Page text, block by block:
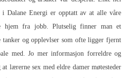
Dalane Energi er opptatt av at alle våre
hjem fra jobb. Plutselig finner man et
og opplevlser som ofte ligger fjernt
med. Jo mer informasjon forreldre og
lærerne sex med eldre damer møtesteder